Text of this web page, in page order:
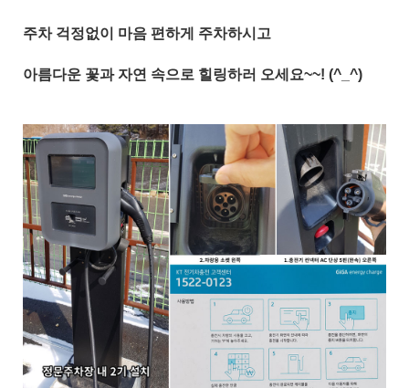
주차 걱정없이 마음 편하게 주차하시고
아름다운 꽃과 자연 속으로 힐링하러 오세요~~! (^_^)